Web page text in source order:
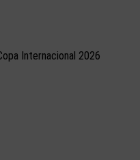
Internacional 2026